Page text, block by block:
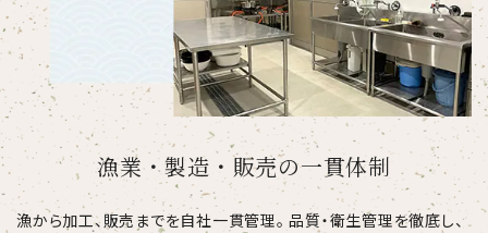
漁業・製造・販売の一貫体制
漁から加工、販売までを自社一貫管理。 品質・衛生管理を徹底し、